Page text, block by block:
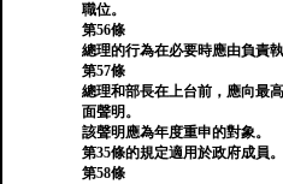
職位。
第56條
總理的行為在必要時應由負責
第57條
總理和部長在上台前，應向最
面聲明。
該聲明應為年度重申的對象。
第35條的規定適用於政府成員。
第58條